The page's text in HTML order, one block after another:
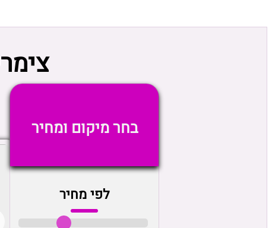
בחר מיקום ומחיר
לפי מחיר